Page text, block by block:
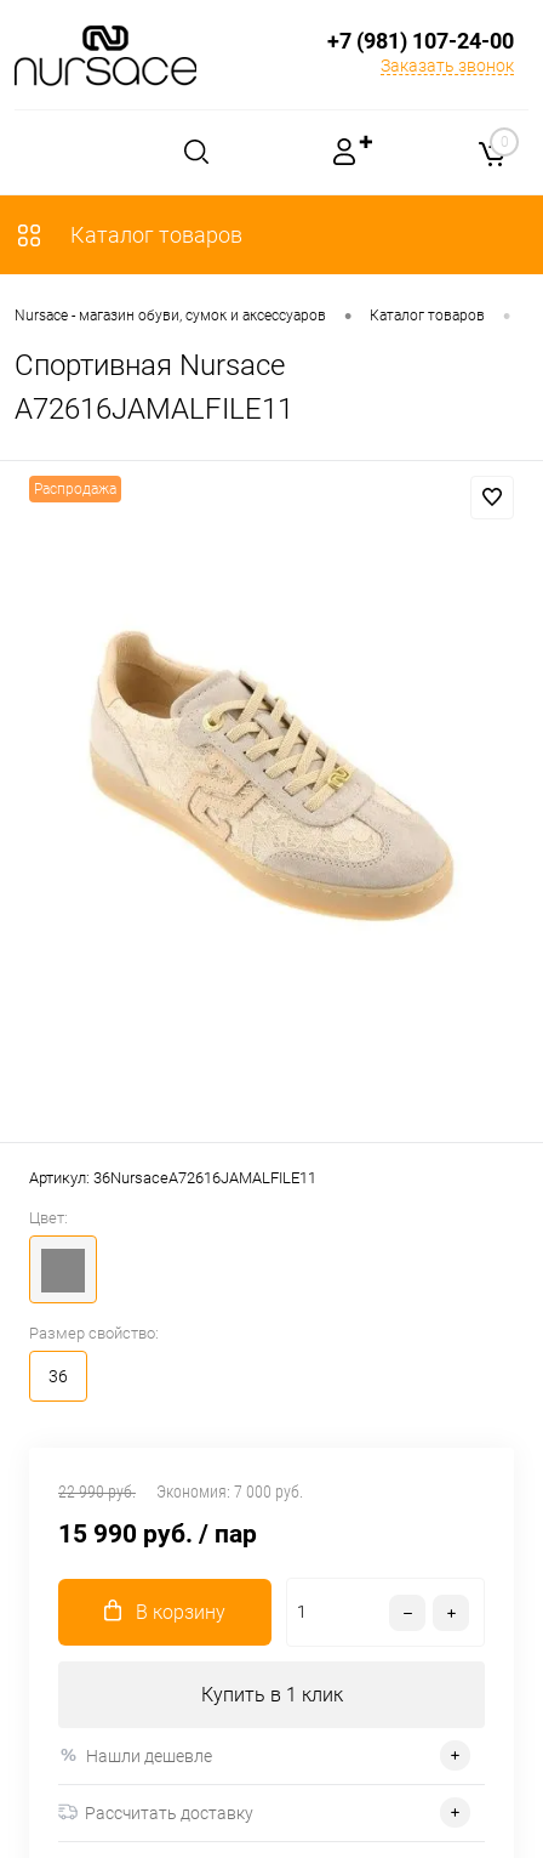
+7 (981) 107-24-00
Заказать звонок
✚ 0
Каталог товаров
Nursace - магазин обуви, сумок и аксессуаров • Каталог товаров •
Спортивная Nursace
A72616JAMALFILE11
Распродажа
Артикул: 36NursaceA72616JAMALFILE11
Цвет:
Размер свойство:
36
22 990 руб. Экономия: 7 000 руб.
15 990 руб. / пар
В корзину
Купить в 1 клик
Нашли дешевле
Рассчитать доставку